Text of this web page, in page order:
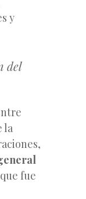
y
del
la
fue